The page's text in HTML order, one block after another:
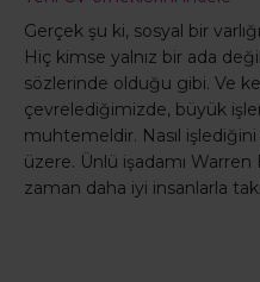
Gerçek şu ki, sosyal bir
Hiç kimse yalnız bir ada
sözlerinde olduğu gibi. Ve
çevrelediğimizde, büyük
muhtemeldir. Nasıl
üzere. Ünlü işadamı
zaman daha iyi insanlarla